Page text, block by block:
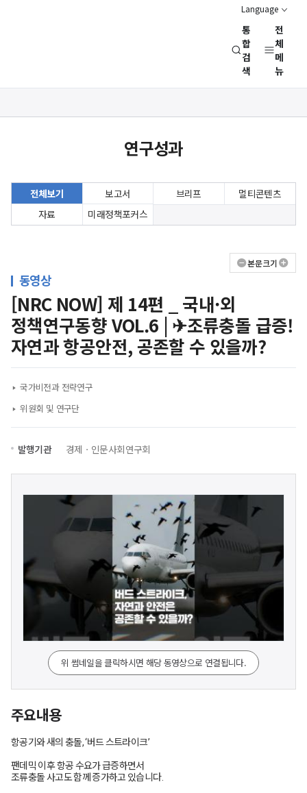
Language
(NRC)
통
합
검
색
전
체
메
뉴
연구성과
전체보기 보고서 브리프
멀티콘텐츠
자료
미래정책포커스
동영상
[NRC NOW] 제 14편 _ 국내·외
정책연구동향 VOL.6 | ✈조류충돌 급증!
자연과 항공안전, 공존할 수 있을까?
국가비전과 전략연구
위원회 및 연구단
본문크기
발행기관 경제ㆍ인문사회연구회
위 썸네일을 클릭하시면 해당 동영상으로 연결됩니다.
주요내용
항공기와 새의 충돌, ‘버드 스트라이크’
팬데믹 이후 항공 수요가 급증하면서
조류충돌 사고도 함께 증가하고 있습니다.